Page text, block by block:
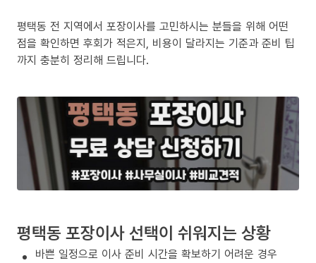
평택동 전 지역에서 포장이사를 고민하시는 분들을 위해 어떤
점을 확인하면 후회가 적은지, 비용이 달라지는 기준과 준비 팁
까지 충분히 정리해 드립니다.
평택동 포장이사 선택이 쉬워지는 상황
바쁜 일정으로 이사 준비 시간을 확보하기 어려운 경우